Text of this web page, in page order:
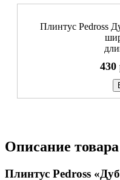
Плинтус Pedross
430
Описание товара
Плинтус Pedross